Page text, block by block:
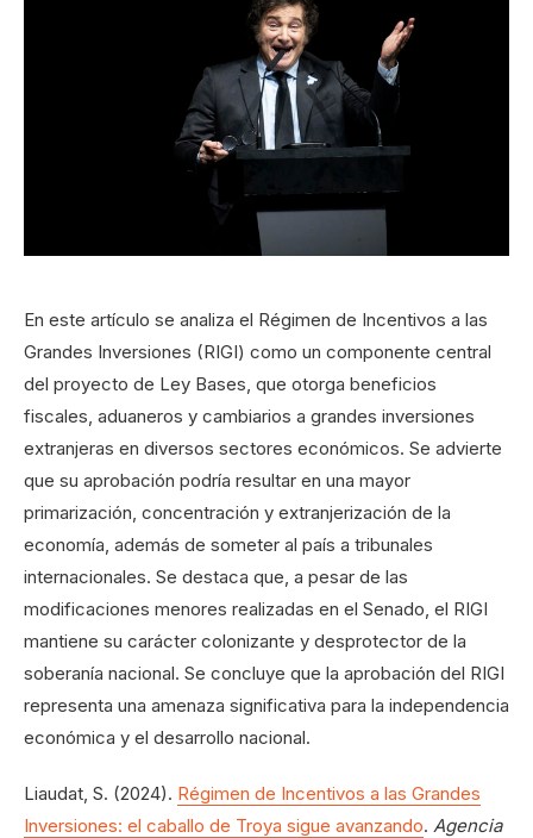
En este artículo se analiza el Régimen de Incentivos a las
Grandes Inversiones (RIGI) como un componente central
del proyecto de Ley Bases, que otorga beneficios
fiscales, aduaneros y cambiarios a grandes inversiones
extranjeras en diversos sectores económicos. Se advierte
que su aprobación podría resultar en una mayor
primarización, concentración y extranjerización de la
economía, además de someter al país a tribunales
internacionales. Se destaca que, a pesar de las
modificaciones menores realizadas en el Senado, el RIGI
mantiene su carácter colonizante y desprotector de la
soberanía nacional. Se concluye que la aprobación del RIGI
representa una amenaza significativa para la independencia
económica y el desarrollo nacional.
Liaudat, S. (2024). Régimen de Incentivos a las Grandes
Inversiones: el caballo de Troya sigue avanzando. Agencia